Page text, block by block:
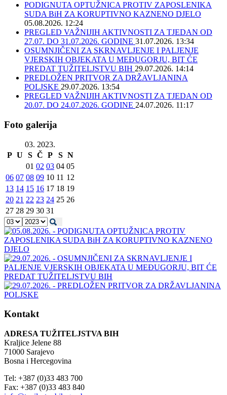
PODIGNUTA OPTUŽNICA PROTIV ZAPOSLENIKA
SUDA BiH ZA KORUPTIVNO KAZNENO DJELO
05.08.2026. 12:24
PREGLED VAŽNIJIH AKTIVNOSTI ZA TJEDAN OD
27.07. DO 31.07.2026. GODINE 31.07.2026. 13:34
OSUMNJIČENI ZA SKRNAVLJENJE I PALJENJE
VJERSKIH OBJEKATA U MEĐUGORJU, BIT ĆE
PREDAT TUŽITELJSTVU BIH 29.07.2026. 14:14
PREDLOŽEN PRITVOR ZA DRŽAVLJANINA
POLJSKE 29.07.2026. 13:54
PREGLED VAŽNIJIH AKTIVNOSTI ZA TJEDAN OD
20.07. DO 24.07.2026. GODINE 24.07.2026. 11:17
Foto galerija
03. 2023.
P U S Č P S N
01 02 03 04 05
06 07 08 09 10 11 12
13 14 15 16 17 18 19
20 21 22 23 24 25 26
27 28 29 30 31
Kontakt
ADRESA TUŽITELJSTVA BIH
Kraljice Jelene 88
71000 Sarajevo
Bosna i Hercegovina
Tel: +387 (0)33 483 700
Fax: +387 (0)33 483 840